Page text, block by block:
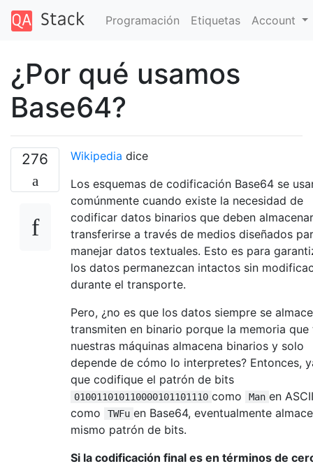
Programación Etiquetas Account
¿Por qué usamos
Base64?
276 Wikipedia dice
Los esquemas de codificación Base64 se
comúnmente cuando existe la necesidad de
codificar datos binarios que deben
transferirse a través de medios diseñados
manejar datos textuales. Esto es para
los datos permanezcan intactos sin
durante el transporte.
Pero, ¿no es que los datos siempre se
transmiten en binario porque la memoria que
nuestras máquinas almacena binarios y solo
depende de cómo lo interpretes? Entonces,
que codifique el patrón de bits
010011010110000101101110 como Man en
como
TWFu en Base64, eventualmente
mismo patrón de bits.
Si la codificación final es en términos de